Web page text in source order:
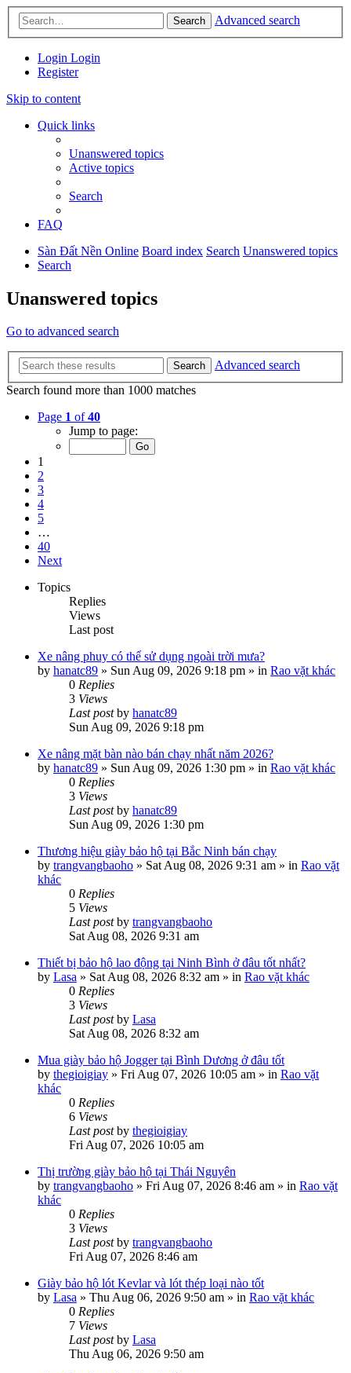
Search Advanced search
Login Login
Register
Skip to content
Quick links
Unanswered topics
Active topics
Search
FAQ
Sàn Đất Nền Online Board index Search Unanswered topics
Search
Unanswered topics
Go to advanced search
Search
Advanced search
Search found more than 1000 matches
Page 1 of40
Jump to page:
1
2
3
4
5
…
40
Next
Topics
Replies
Views
Last post
Xe nâng phuy có thể sử dụng ngoài trời mưa?
by hanatc89 » Sun Aug 09, 2026 9:18 pm » in Rao vặt khác
0 Replies
3 Views
Last postby hanatc89
Sun Aug 09, 2026 9:18 pm
Xe nâng mặt bàn nào bán chạy nhất năm 2026?
by hanatc89 » Sun Aug 09, 2026 1:30 pm » in Rao vặt khác
0 Replies
3 Views
Last postby hanatc89
Sun Aug 09, 2026 1:30 pm
Thương hiệu giày bảo hộ tại Bắc Ninh bán chạy
by trangvangbaoho » Sat Aug 08, 2026 9:31 am » in Rao vặt
khác
0 Replies
5 Views
Last postby trangvangbaoho
Sat Aug 08, 2026 9:31 am
Thiết bị bảo hộ lao động tại Ninh Bình ở đâu tốt nhất?
by Lasa » Sat Aug 08, 2026 8:32 am » in Rao vặt khác
0 Replies
3 Views
Last postby Lasa
Sat Aug 08, 2026 8:32 am
Mua giày bảo hộ Jogger tại Bình Dương ở đâu tốt
by thegioigiay » Fri Aug 07, 2026 10:05 am » in Rao vặt
khác
0 Replies
6 Views
Last postby thegioigiay
Fri Aug 07, 2026 10:05 am
Thị trường giày bảo hộ tại Thái Nguyên
by trangvangbaoho » Fri Aug 07, 2026 8:46 am » in Rao vặt
khác
0 Replies
3 Views
Last postby trangvangbaoho
Fri Aug 07, 2026 8:46 am
Giày bảo hộ lót Kevlar và lót thép loại nào tốt
by Lasa » Thu Aug 06, 2026 9:50 am » in Rao vặt khác
0 Replies
7 Views
Last postby Lasa
Thu Aug 06, 2026 9:50 am